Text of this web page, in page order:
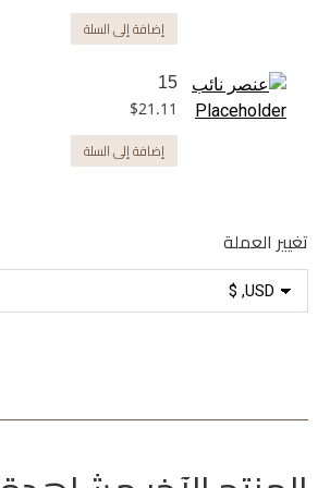
إضافة إلى السلة
15
$21.11
إضافة إلى السلة
تغيير العملة